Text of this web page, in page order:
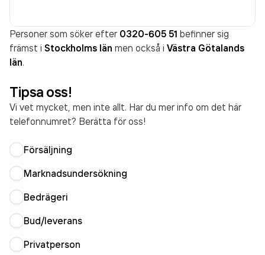
Personer som söker efter 0320-605 51 befinner sig
främst i Stockholms län men också i Västra Götalands
län.
Tipsa oss!
Vi vet mycket, men inte allt. Har du mer info om det här
telefonnumret? Berätta för oss!
Försäljning
Marknadsundersökning
Bedrägeri
Bud/leverans
Privatperson